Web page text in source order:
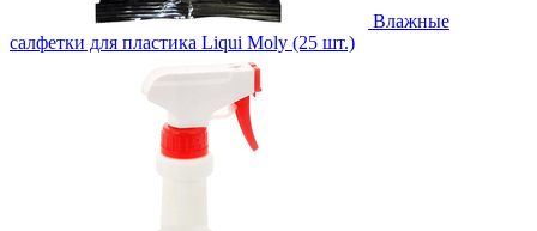
Влажные
салфетки для пластика Liqui Moly (25 шт.)